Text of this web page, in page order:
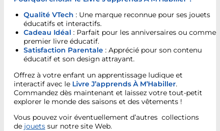
Qualité VTech : Une marque reconnue pour ses jouets
éducatifs et interactifs.
Cadeau Idéal : Parfait pour les anniversaires ou comme
premier livre éducatif.
Satisfaction Parentale : Apprécié pour son contenu
éducatif et son design attrayant.
Offrez à votre enfant un apprentissage ludique et
interactif avec le Livre J’apprends À M’Habiller.
Commandez dès maintenant et laissez votre tout-petit
explorer le monde des saisons et des vêtements !
Vous pouvez voir éventuellement d’autres collections
de jouets sur notre site Web.